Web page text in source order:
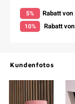
5% Rabatt von
10% Rabatt
Kundenfotos